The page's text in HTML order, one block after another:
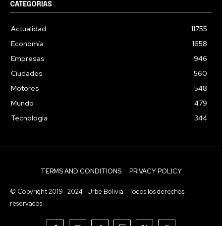
CATEGORIAS
Actualidad
11755
Economía
1658
Empresas
946
Ciudades
560
Motores
548
Mundo
479
Tecnología
344
TERMS AND CONDITIONS PRIVACY POLICY
© Copyright 2019- 2024 | Urbe Bolivia - Todos los derechos
reservados